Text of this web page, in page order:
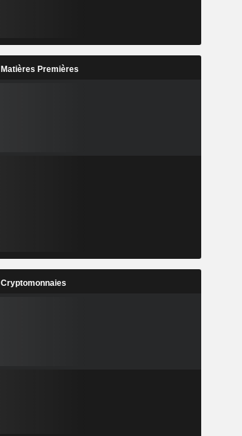
Matières Premières
Cryptomonnaies